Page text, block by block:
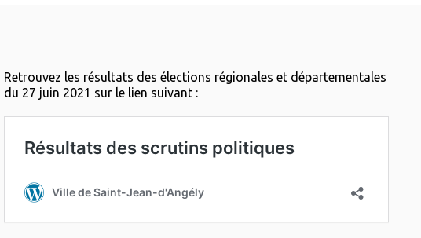
Retrouvez les résultats des élections régionales et départementales
du 27 juin 2021 sur le lien suivant :